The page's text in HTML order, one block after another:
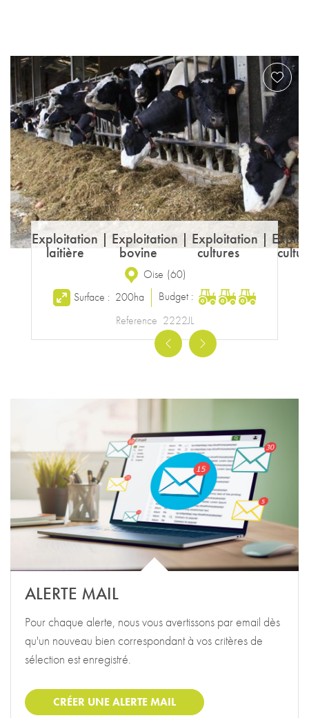
Exploitation
laitière
| Exploitation
bovine
| Exploitation
cultures
|
Oise (60)
Surface : 200ha
Budget :
Reference 2222JL
PreviousNext
ALERTE MAIL
Pour chaque alerte, nous vous avertissons par email dès
qu'un nouveau bien correspondant à vos critères de
sélection est enregistré.
CRÉER UNE ALERTE MAIL